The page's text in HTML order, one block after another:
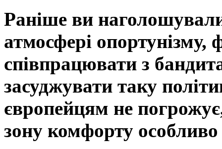
Раніше ви
атмосфері
співпрацювати з
засуджувати таку
європейцям не
зону комфорту особливо